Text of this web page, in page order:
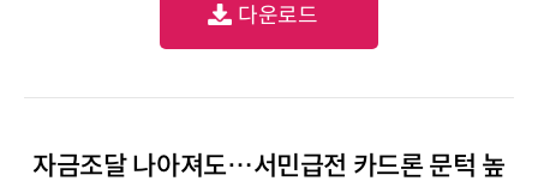
다운로드
자금조달 나아져도…서민급전 카드론 문턱 높